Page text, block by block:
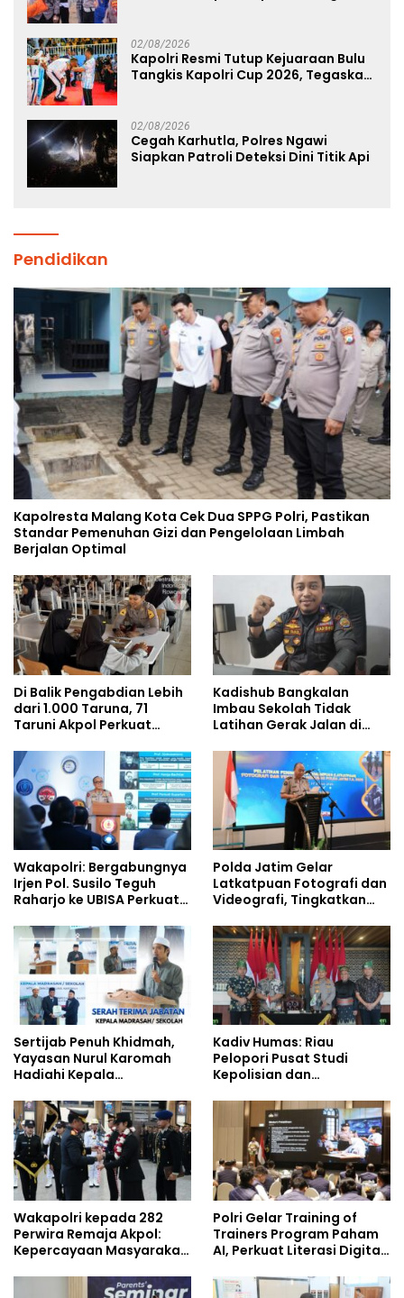
02/08/2026
Kapolri Resmi Tutup Kejuaraan Bulu
Tangkis Kapolri Cup 2026, Tegaskan
02/08/2026
Cegah Karhutla, Polres Ngawi
Siapkan Patroli Deteksi Dini Titik Api
Pendidikan
Kapolresta Malang Kota Cek Dua SPPG Polri, Pastikan
Standar Pemenuhan Gizi dan Pengelolaan Limbah
Berjalan Optimal
Di Balik Pengabdian Lebih
dari 1.000 Taruna, 71
Taruni Akpol Perkuat
Siswa Sekolah Rakyat
Kadishub Bangkalan
Imbau Sekolah Tidak
Latihan Gerak Jalan di
Wakapolri: Bergabungnya
Irjen Pol. Susilo Teguh
Raharjo ke UBISA Perkuat
Studi Kepolisian
Polda Jatim Gelar
Latkatpuan Fotografi dan
Videografi, Tingkatkan
Era Digital
Sertijab Penuh Khidmah,
Yayasan Nurul Karomah
Hadiahi Kepala
Umrah
Kadiv Humas: Riau
Pelopori Pusat Studi
Kepolisian dan
Policing Masuki Babak
Wakapolri kepada 282
Perwira Remaja Akpol:
Kepercayaan Masyarakat
Polri Gelar Training of
Trainers Program Paham
AI, Perkuat Literasi Digital